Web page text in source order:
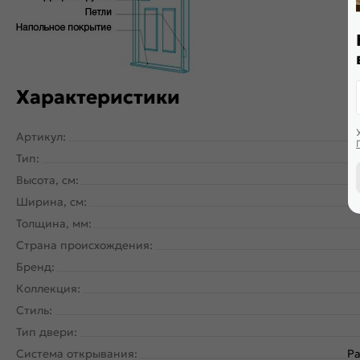
Характеристики
Артикул:
Тип:
Высота, см:
Ширина, см:
Толщина, мм:
Страна происхождения:
Бренд:
Коллекция:
Стиль:
Тип двери:
Система открывания: